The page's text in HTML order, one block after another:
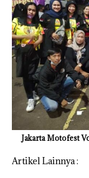
Jakarta Motofest
Artikel Lainnya :